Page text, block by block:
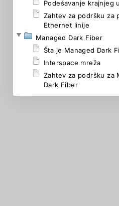
Podešavanje krajnjeg
Zahtev za podršku za
Ethernet linije
Managed Dark Fiber
Šta je Managed Dark
Interspace mreža
Zahtev za podršku za
Dark Fiber